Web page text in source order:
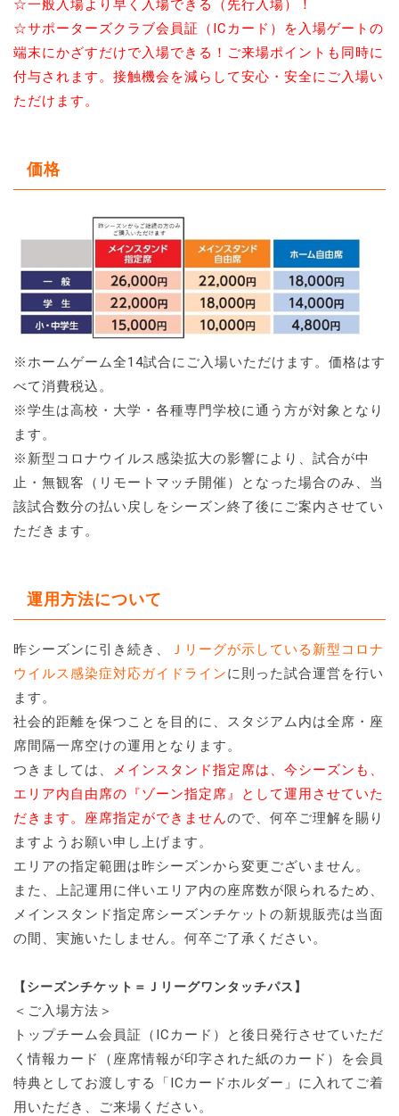
☆一般入場より早く入場できる（先行入場）！
☆サポーターズクラブ会員証（ICカード）を入場ゲートの
端末にかざすだけで入場できる！ご来場ポイントも同時に
付与されます。接触機会を減らして安心・安全にご入場い
ただけます。
価格
※ホームゲーム全14試合にご入場いただけます。価格はす
べて消費税込。
※学生は高校・大学・各種専門学校に通う方が対象となり
ます。
※新型コロナウイルス感染拡大の影響により、試合が中
止・無観客（リモートマッチ開催）となった場合のみ、当
該試合数分の払い戻しをシーズン終了後にご案内させてい
ただきます。
運用方法について
昨シーズンに引き続き、
Ｊリーグが示している新型コロナ
ウイルス感染症対応ガイドラインに則った試合運営を行い
ます。
社会的距離を保つことを目的に、スタジアム内は全席・座
席間隔一席空けの運用となります。
つきましては、
メインスタンド指定席は、今シーズンも、
エリア内自由席の『ゾーン指定席』として運用させていた
だきます。座席指定ができませんので、何卒ご理解を賜り
ますようお願い申し上げます。
エリアの指定範囲は昨シーズンから変更ございません。
また、上記運用に伴いエリア内の座席数が限られるため、
メインスタンド指定席シーズンチケットの新規販売は当面
の間、実施いたしません。何卒ご了承ください。
【シーズンチケット＝Ｊリーグワンタッチパス】
＜ご入場方法＞
トップチーム会員証（ICカード）と後日発行させていただ
く情報カード（座席情報が印字された紙のカード）を会員
特典としてお渡しする「ICカードホルダー」に入れてご着
用いただき、ご来場ください。